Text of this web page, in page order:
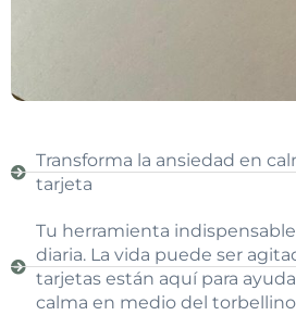
Transforma la ansiedad en
tarjeta
Tu herramienta
diaria. La vida puede ser
tarjetas están aquí para
calma en medio del